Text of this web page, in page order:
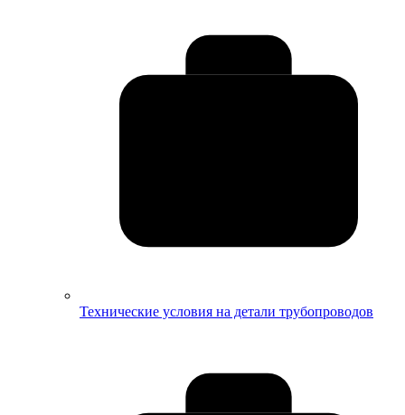
Технические условия на детали трубопроводов